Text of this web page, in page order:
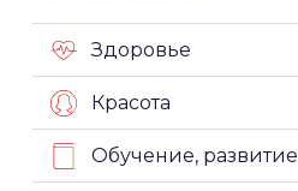
Здоровье
Красота
Обучение, развитие